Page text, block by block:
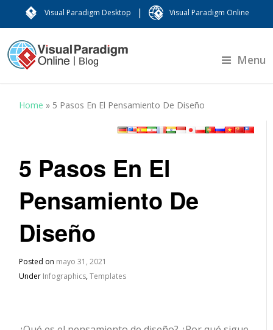
Visual Paradigm Desktop | Visual Paradigm Online
Menu
Home » 5 Pasos En El Pensamiento De Diseño
5 Pasos En El
Pensamiento De
Diseño
Posted on mayo 31, 2021
Under Infographics,Templates